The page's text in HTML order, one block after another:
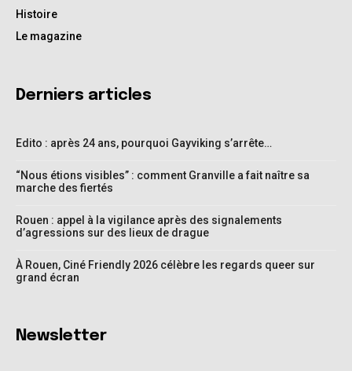
Histoire
Le magazine
Derniers articles
Edito : après 24 ans, pourquoi Gayviking s’arrête…
“Nous étions visibles” : comment Granville a fait naître sa
marche des fiertés
Rouen : appel à la vigilance après des signalements
d’agressions sur des lieux de drague
À Rouen, Ciné Friendly 2026 célèbre les regards queer sur
grand écran
Newsletter